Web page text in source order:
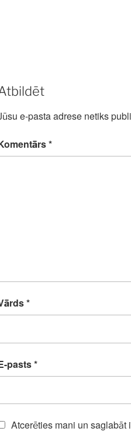
e-pasta adrese netiks
*
*
pasts*
Atcerēties mani un saglabāt